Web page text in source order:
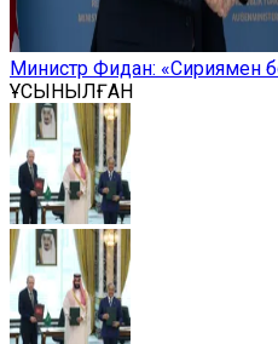
Министр Фидан: «Сириямен
ҰСЫНЫЛҒАН